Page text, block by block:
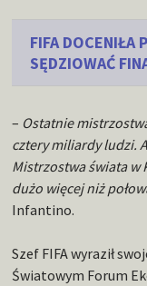
FIFA DOCENIŁA
SĘDZIOWAĆ
– Ostatnie
cztery miliardy ludzi.
Mistrzostwa świata w
dużo więcej niż
Infantino.
Szef FIFA wyraził
Światowym Forum